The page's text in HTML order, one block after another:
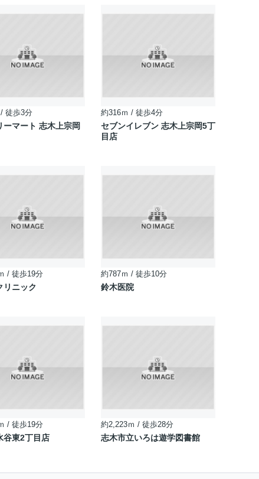
徒歩3分
ーマート 志木上宗岡
約316ｍ / 徒歩4分
セブンイレブン 志木上宗岡5丁
目店
/ 徒歩19分
リニック
約787ｍ / 徒歩10分
鈴木医院
/ 徒歩19分
谷東2丁目店
約2,223ｍ / 徒歩28分
志木市立いろは遊学図書館